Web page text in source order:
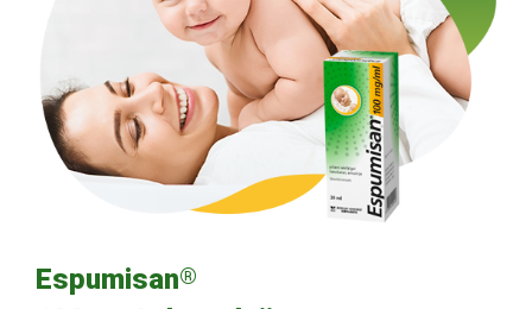
Espumisan®